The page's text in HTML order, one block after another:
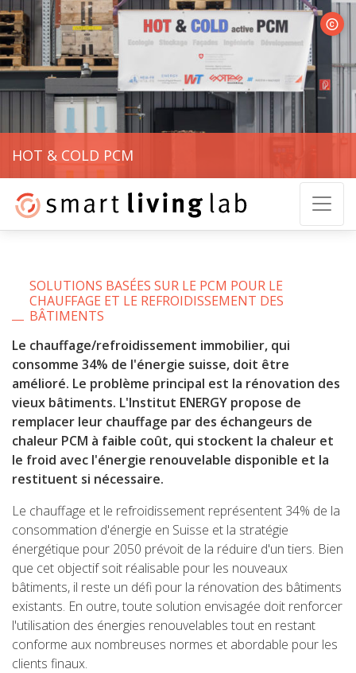
Hot &
HOT & COLD PCM
SOLUTIONS BASÉES SUR LE PCM POUR LE
CHAUFFAGE ET LE REFROIDISSEMENT DES
BÂTIMENTS
Le chauffage/refroidissement immobilier, qui
consomme 34% de l'énergie suisse, doit être
amélioré. Le problème principal est la rénovation des
vieux bâtiments. L'Institut ENERGY propose de
remplacer leur chauffage par des échangeurs de
chaleur PCM à faible coût, qui stockent la chaleur et
le froid avec l'énergie renouvelable disponible et la
restituent si nécessaire.
Le chauffage et le refroidissement représentent 34% de la
consommation d'énergie en Suisse et la stratégie
énergétique pour 2050 prévoit de la réduire d'un tiers. Bien
que cet objectif soit réalisable pour les nouveaux
bâtiments, il reste un défi pour la rénovation des bâtiments
existants. En outre, toute solution envisagée doit renforcer
l'utilisation des énergies renouvelables tout en restant
conforme aux nombreuses normes et abordable pour les
clients finaux.